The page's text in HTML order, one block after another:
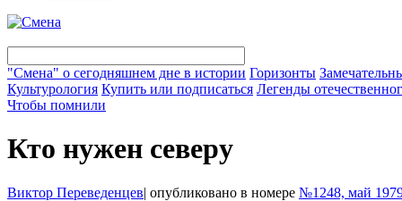
"Смена" о сегодняшнем дне в истории Горизонты
Культурология Купить или подписаться Легенды
Чтобы помнили
Кто нужен северу
Виктор Переведенцев| опубликовано в номере №1248, май